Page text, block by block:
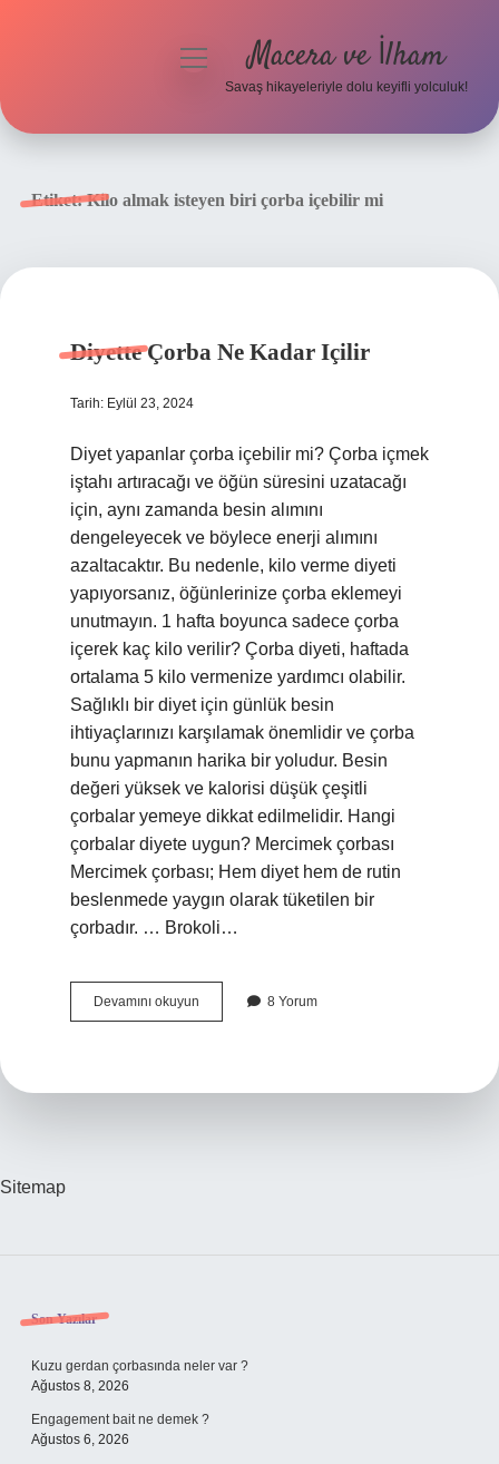
menüyüMacera ve İlham
Savaş hikayeleriyle dolu keyifli yolculuk!
Etiket:Kilo almak isteyen biri çorba içebilir mi
Diyette Çorba Ne Kadar Içilir
Tarih: Eylül 23, 2024
Diyet yapanlar çorba içebilir mi? Çorba içmek
iştahı artıracağı ve öğün süresini uzatacağı
için, aynı zamanda besin alımını
dengeleyecek ve böylece enerji alımını
azaltacaktır. Bu nedenle, kilo verme diyeti
yapıyorsanız, öğünlerinize çorba eklemeyi
unutmayın. 1 hafta boyunca sadece çorba
içerek kaç kilo verilir? Çorba diyeti, haftada
ortalama 5 kilo vermenize yardımcı olabilir.
Sağlıklı bir diyet için günlük besin
ihtiyaçlarınızı karşılamak önemlidir ve çorba
bunu yapmanın harika bir yoludur. Besin
değeri yüksek ve kalorisi düşük çeşitli
çorbalar yemeye dikkat edilmelidir. Hangi
çorbalar diyete uygun? Mercimek çorbası
Mercimek çorbası; Hem diyet hem de rutin
beslenmede yaygın olarak tüketilen bir
çorbadır. … Brokoli…
Devamını okuyun
Çorba
8 Yorum
Sitemap
Sidebar
Son Yazılar
Kuzu gerdan çorbasında neler var ?
Ağustos 8, 2026
Engagement bait ne demek ?
Ağustos 6, 2026